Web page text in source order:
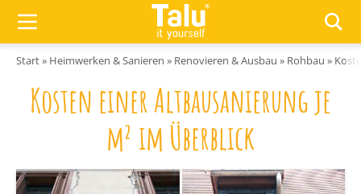
Start» Heimwerken & Sanieren » Renovieren & Ausbau » Rohbau »
Kosten einer Altbausanierung je
m² im Überblick